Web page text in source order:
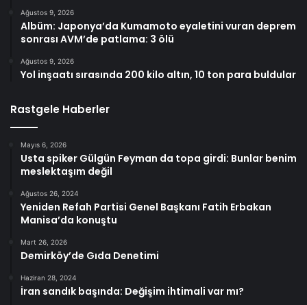
Ağustos 9, 2026
Albüm: Japonya’da Kumamoto eyaletini vuran deprem
sonrası AVM’de patlama: 3 ölü
Ağustos 9, 2026
Yol inşaatı sırasında 200 kilo altın, 10 ton para buldular
Rastgele Haberler
Mayıs 6, 2026
Usta spiker Gülgün Feyman da topa girdi: Bunlar benim
meslektaşım değil
Ağustos 26, 2024
Yeniden Refah Partisi Genel Başkanı Fatih Erbakan
Manisa’da konuştu
Mart 26, 2026
Demirköy’de Gıda Denetimi
Haziran 28, 2024
İran sandık başında: Değişim ihtimali var mı?